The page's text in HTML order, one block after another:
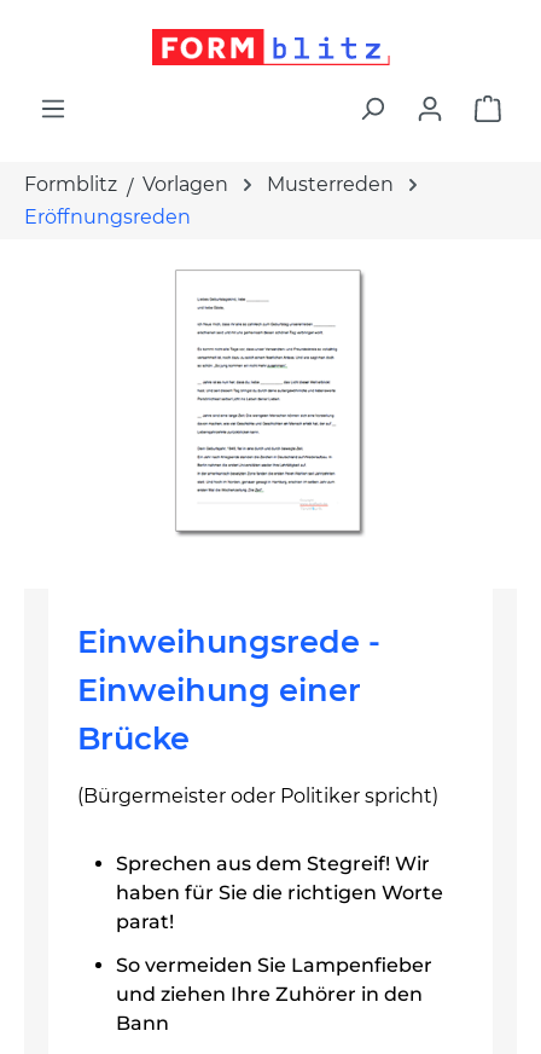
Formblitz Vorlagen
Musterreden
Eröffnungsreden
Einweihungsrede -
Einweihung einer
Brücke
(Bürgermeister oder Politiker spricht)
Sprechen aus dem Stegreif! Wir
haben für Sie die richtigen Worte
parat!
So vermeiden Sie Lampenfieber
und ziehen Ihre Zuhörer in den
Bann